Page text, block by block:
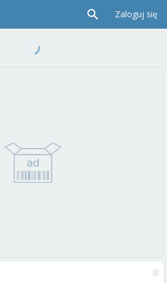
Zaloguj się